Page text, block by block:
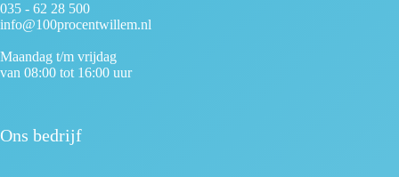
035 - 62 28 500
info@100procentwillem.nl
Maandag t/m vrijdag
van 08:00 tot 16:00 uur
Ons bedrijf